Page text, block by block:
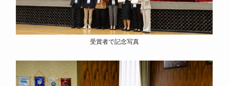
受賞者で記念写真